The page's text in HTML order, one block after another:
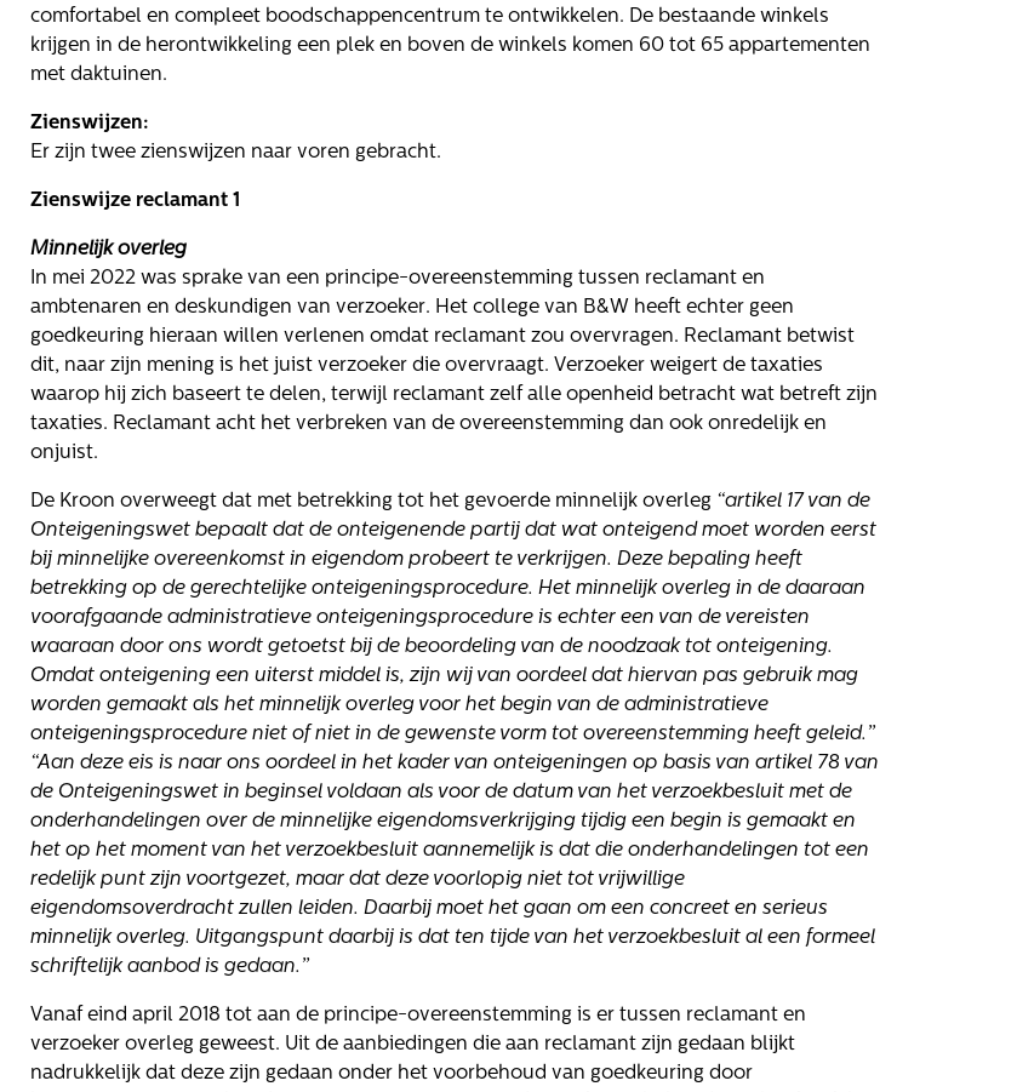
Over ons
Maatschappelijk
Rentmeesters 2020
Klachtenbehandeling
Procedure (KBP)
Actueel
Nieuws
Uitspraken
Werken bij
Vacatures
Contact
Klachten
Proclaimer
comfortabel en compleet boodschappencentrum te ontwikkelen. De bestaande winkels
krijgen in de herontwikkeling een plek en boven de winkels komen 60 tot 65 appartementen
met daktuinen.
Zienswijzen:
Er zijn twee zienswijzen naar voren gebracht.
Zienswijze reclamant 1
Minnelijk overleg
In mei 2022 was sprake van een principe-overeenstemming tussen reclamant en
ambtenaren en deskundigen van verzoeker. Het college van B&W heeft echter geen
goedkeuring hieraan willen verlenen omdat reclamant zou overvragen. Reclamant betwist
dit, naar zijn mening is het juist verzoeker die overvraagt. Verzoeker weigert de taxaties
waarop hij zich baseert te delen, terwijl reclamant zelf alle openheid betracht wat betreft zijn
taxaties. Reclamant acht het verbreken van de overeenstemming dan ook onredelijk en
onjuist.
De Kroon overweegt dat met betrekking tot het gevoerde minnelijk overleg “artikel 17 van de
Onteigeningswet bepaalt dat de onteigenende partij dat wat onteigend moet worden eerst
bij minnelijke overeenkomst in eigendom probeert te verkrijgen. Deze bepaling heeft
betrekking op de gerechtelijke onteigeningsprocedure. Het minnelijk overleg in de daaraan
voorafgaande administratieve onteigeningsprocedure is echter een van de vereisten
waaraan door ons wordt getoetst bij de beoordeling van de noodzaak tot onteigening.
Omdat onteigening een uiterst middel is, zijn wij van oordeel dat hiervan pas gebruik mag
worden gemaakt als het minnelijk overleg voor het begin van de administratieve
onteigeningsprocedure niet of niet in de gewenste vorm tot overeenstemming heeft geleid.”
“Aan deze eis is naar ons oordeel in het kader van onteigeningen op basis van artikel 78 van
de Onteigeningswet in beginsel voldaan als voor de datum van het verzoekbesluit met de
onderhandelingen over de minnelijke eigendomsverkrijging tijdig een begin is gemaakt en
het op het moment van het verzoekbesluit aannemelijk is dat die onderhandelingen tot een
redelijk punt zijn voortgezet, maar dat deze voorlopig niet tot vrijwillige
eigendomsoverdracht zullen leiden. Daarbij moet het gaan om een concreet en serieus
minnelijk overleg. Uitgangspunt daarbij is dat ten tijde van het verzoekbesluit al een formeel
schriftelijk aanbod is gedaan.”
Vanaf eind april 2018 tot aan de principe-overeenstemming is er tussen reclamant en
verzoeker overleg geweest. Uit de aanbiedingen die aan reclamant zijn gedaan blijkt
nadrukkelijk dat deze zijn gedaan onder het voorbehoud van goedkeuring door